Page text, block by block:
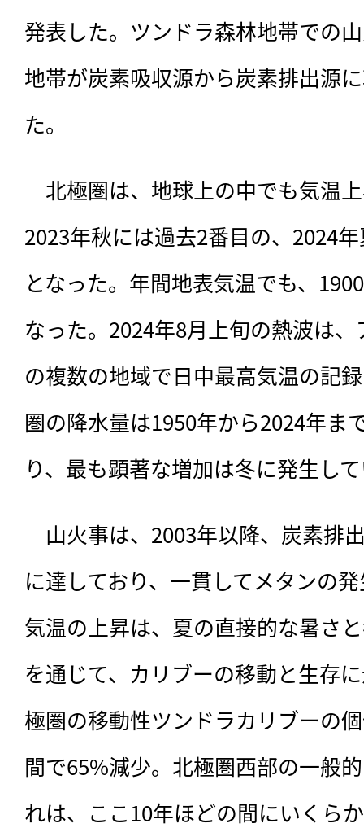
発表した。ツンドラ森林地帯での
地帯が炭素吸収源から炭素排出源
た。
北極圏は、地球上の中でも気温
2023年秋には過去2番目の、2024
となった。年間地表気温でも、
なった。2024年8月上旬の熱波は
の複数の地域で日中最高気温の記
圏の降水量は1950年から2024年ま
り、最も顕著な増加は冬に発生し
山火事は、2003年以降、炭素排
に達しており、一貫してメタンの
気温の上昇は、夏の直接的な暑さ
を通じて、カリブーの移動と生存
極圏の移動性ツンドラカリブーの
間で65%減少。北極圏西部の一般
れは、ここ10年ほどの間にいくら